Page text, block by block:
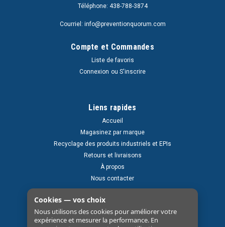
Téléphone: 438-788-3874
Courriel: info@preventionquorum.com
Compte et Commandes
Liste de favoris
Connexion ou S'inscrire
Liens rapides
Accueil
Magasinez par marque
Recyclage des produits industriels et EPIs
Retours et livraisons
À propos
Nous contacter
Cookies — vos choix
Nous utilisons des cookies pour améliorer votre
expérience et mesurer la performance. En